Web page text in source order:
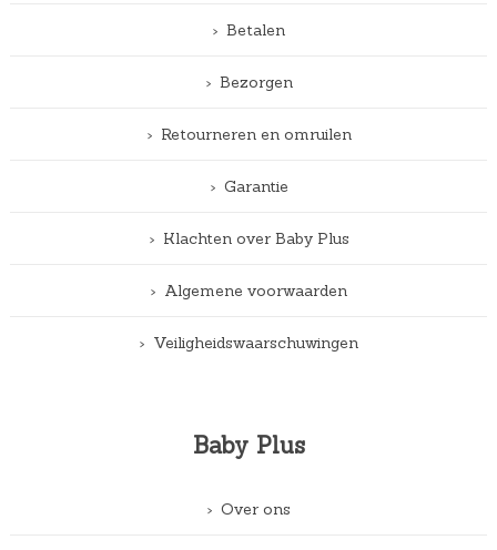
Betalen
Bezorgen
Retourneren en omruilen
Garantie
Klachten over Baby Plus
Algemene voorwaarden
Veiligheidswaarschuwingen
Baby Plus
Over ons